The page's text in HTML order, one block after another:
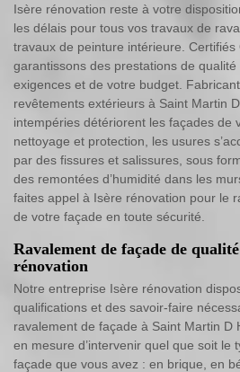
Isère rénovation reste à votre
les délais pour tous vos travaux de
travaux de peinture intérieure.
garantissons des prestations de
exigences et de votre budget.
revêtements extérieurs à Saint Martin
intempéries détériorent les façades de
nettoyage et protection, les usures
par des fissures et salissures, sous
des remontées d’humidité dans les
faites appel à Isère rénovation pour le
de votre façade en toute sécurité.
Ravalement de façade de
rénovation
Notre entreprise Isère rénovation
qualifications et des savoir-faire
ravalement de façade à Saint Martin D
en mesure d’intervenir quel que soit le
façade que vous avez : en brique, en